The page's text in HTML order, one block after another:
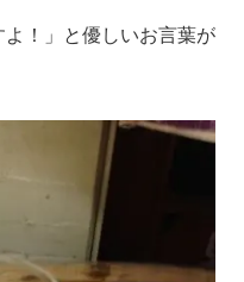
よ！」と優しいお言葉が